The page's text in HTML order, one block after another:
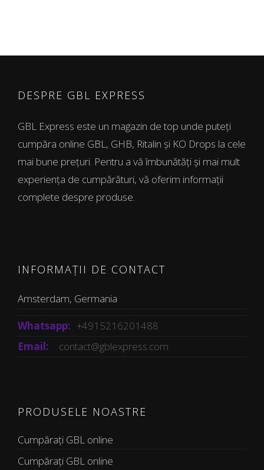
DESPRE GBL EXPRESS
GBL Express este un magazin de top unde puteți
cumpăra online GBL, GHB, Ritalin și KO Drops la cele
mai bune prețuri. Pentru a vă îmbunătăți și mai mult
experiența de cumpărături, vă oferim informații
complete despre produse.
INFORMAȚII DE CONTACT
Amsterdam, Germania
Whatsapp: +4915216201488
Email:
contact@gblexpress.com
PRODUSELE NOASTRE
Cumpărați GBL online
Cumpărați GBL online